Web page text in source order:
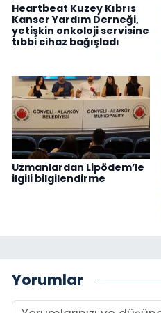
Heartbeat Kuzey Kıbrıs
Kanser Yardım Derneği,
yetişkin onkoloji servisine
tıbbi cihaz bağışladı
Uzmanlardan Lipödem’le
ilgili bilgilendirme
Yorumlar